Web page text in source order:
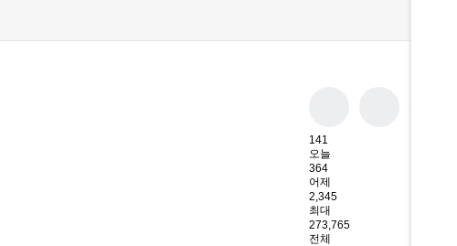
141
오늘
364
어제
2,345
최대
273,765
전체